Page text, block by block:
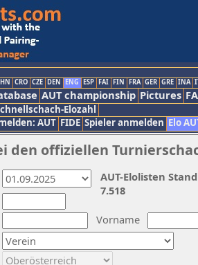
CRO CZE DEN ENG ESP FAI FIN FRA GER GRE INA
AUT championship Pictures
Elozahl
AUT FIDE Spieler anmelden Elo
den offiziellen
Vorname
AUT-Elolisten
7.518